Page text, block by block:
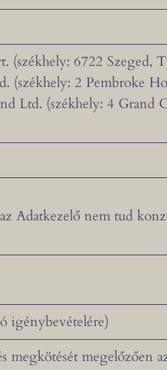
(székhely: 6722 Szeged,
2 Pembroke
Ltd. (székhely: 4 Grand
Adatkezelő nem tud
igénybevételére)
megkötését megelőzően